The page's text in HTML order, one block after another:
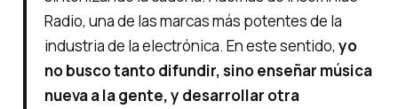
Radio, una de las marcas más potentes de la
industria de la electrónica. En este sentido, yo
no busco tanto difundir, sino enseñar música
nueva a la gente, y desarrollar otra